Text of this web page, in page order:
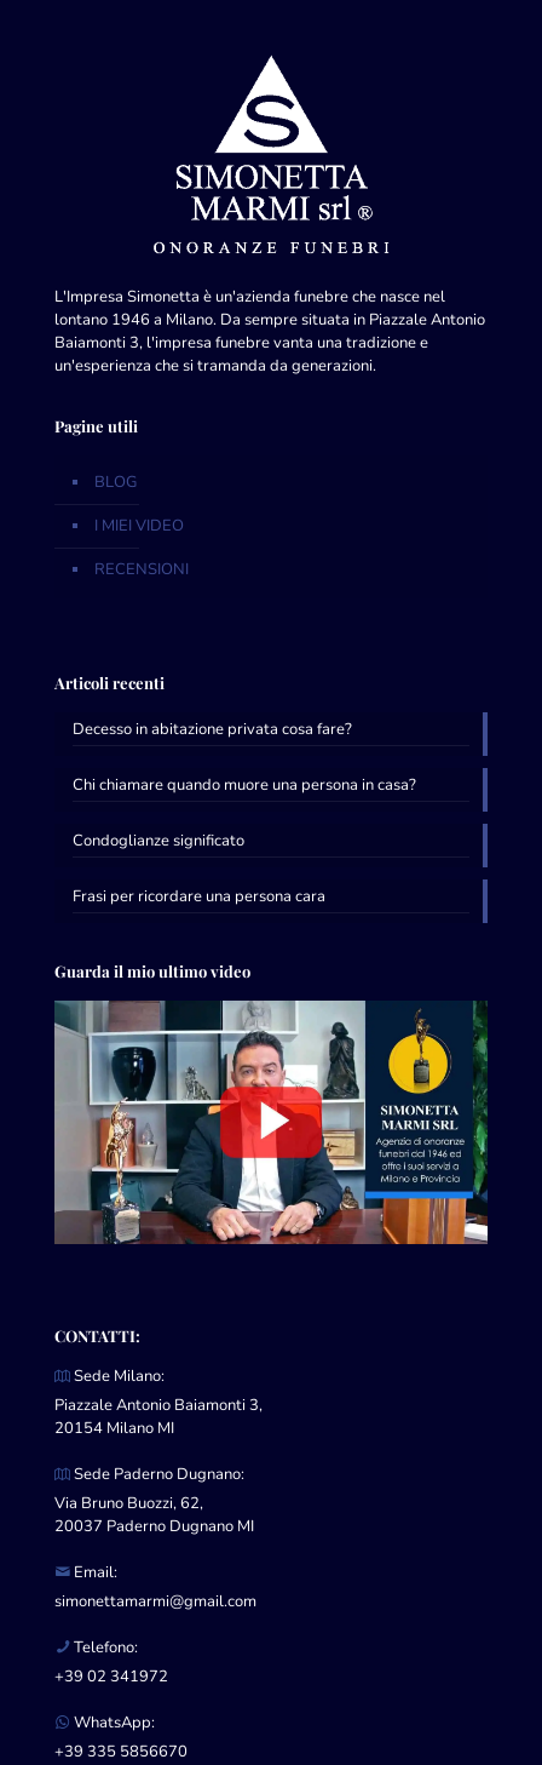
L'Impresa Simonetta è un'azienda funebre che nasce nel
lontano 1946 a Milano. Da sempre situata in Piazzale Antonio
Baiamonti 3, l'impresa funebre vanta una tradizione e
un'esperienza che si tramanda da generazioni.
Pagine utili
BLOG
I MIEI VIDEO
RECENSIONI
Articoli recenti
Decesso in abitazione privata cosa fare?
Chi chiamare quando muore una persona in casa?
Condoglianze significato
Frasi per ricordare una persona cara
Guarda il mio ultimo video
CONTATTI:
Sede Milano:
Piazzale Antonio Baiamonti 3,
20154 Milano MI
Sede Paderno Dugnano:
Via Bruno Buozzi, 62,
20037 Paderno Dugnano MI
Email:
simonettamarmi@gmail.com
Telefono:
+39 02 341972
WhatsApp:
+39 335 5856670